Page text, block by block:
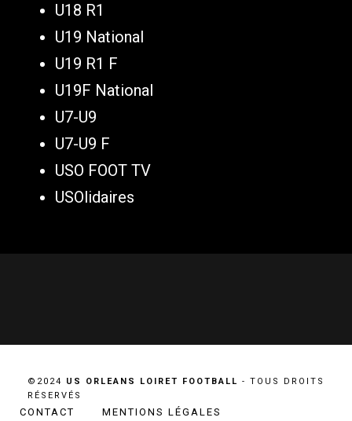
U18 R1
U19 National
U19 R1 F
U19F National
U7-U9
U7-U9 F
USO FOOT TV
USOlidaires
©2024 US ORLEANS LOIRET FOOTBALL - TOUS DROITS
RÉSERVÉS
CONTACT MENTIONS LÉGALES